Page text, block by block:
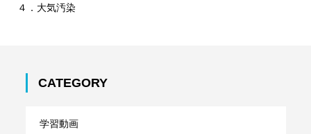
４．大気汚染
CATEGORY
学習動画